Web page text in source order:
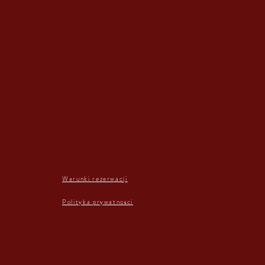
Warunki rezerwacji
Polityka prywatności